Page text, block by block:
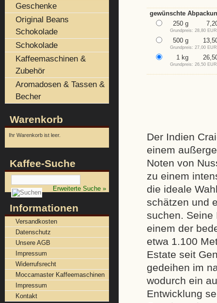
gewünschte
250 g
Grundpreis: 28,80
500 g
Grundpreis: 27,00
1 kg
Grundpreis: 26,50
Der Indien
einem
Noten von
zu einem
die ideale
schätzen und
suchen. Seine
einem der
etwa 1.100
Estate seit
gedeihen im
wodurch ein
Entwicklung
Geschenke
Original Beans
Schokolade
Schokolade
Kaffeemaschinen &
Zubehör
Aromadosen & Tassen &
Becher
Warenkorb
Ihr Warenkorb ist leer.
Kaffee-Suche
Erweiterte Suche »
Informationen
Versandkosten
Datenschutz
Unsere AGB
Impressum
Widerrufsrecht
Moccamaster Kaffeemaschinen
Impressum
Kontakt